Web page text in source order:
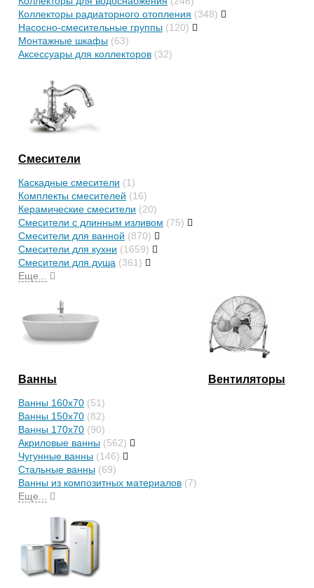
Коллекторы радиаторного отопления (348)
Насосно-смесительные группы (120)
Монтажные шкафы (63)
Аксессуары для коллекторов (32)
Смесители
Каскадные смесители (1)
Комплекты смесителей (16)
Керамические смесители (20)
Смесители с длинным изливом (75)
Смесители для ванной (870)
Смесители для кухни (1659)
Смесители для душа (361)
Еще...
Ванны
Ванны 160x70 (51)
Ванны 150х70 (82)
Ванны 170x70 (90)
Акриловые ванны (562)
Чугунные ванны (146)
Стальные ванны (69)
Ванны из композитных материалов (7)
Еще...
Вентиляторы